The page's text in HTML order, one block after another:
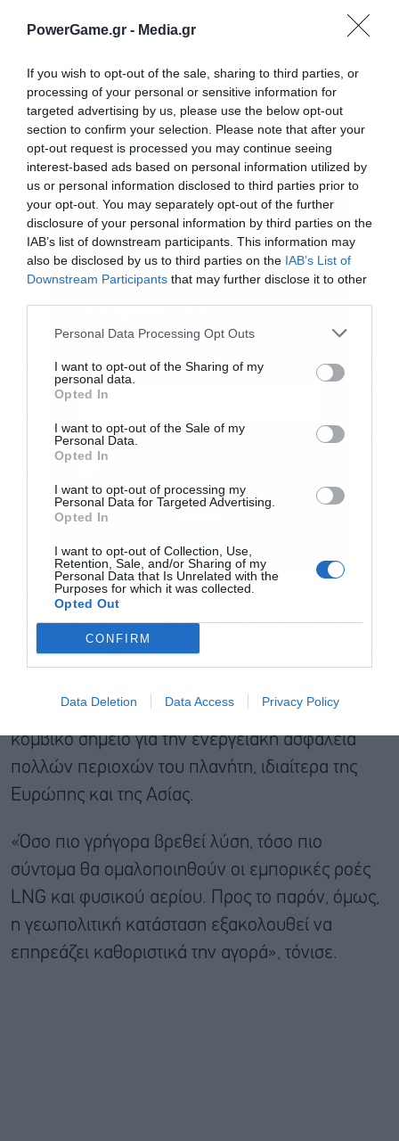
PowerGame.gr - Media.gr
If you wish to opt-out of the sale, sharing to third parties, or
processing of your personal or sensitive information for
targeted advertising by us, please use the below opt-out
section to confirm your selection. Please note that after your
opt-out request is processed you may continue seeing
interest-based ads based on personal information utilized by
us or personal information disclosed to third parties prior to
your opt-out. You may separately opt-out of the further
disclosure of your personal information by third parties on the
IAB’s list of downstream participants. This information may
also be disclosed by us to third parties on the IAB’s List of
Downstream Participants that may further disclose it to other
Personal Data Processing Opt Outs
I want to opt-out of the Sharing of my
personal data.
Opted In
I want to opt-out of the Sale of my
Personal Data.
Opted In
I want to opt-out of processing my
Personal Data for Targeted Advertising.
Opted In
I want to opt-out of Collection, Use,
Retention, Sale, and/or Sharing of my
Personal Data that Is Unrelated with the
Purposes for which it was collected.
Opted Out
CONFIRM
Data Deletion Data Access Privacy Policy
Ντομίνγκες, η γεωπολιτική αστάθεια αποτελεί
λειτουργία της παγκόσμιας ναυτιλίας.
Οι τιμές του πετρελαίου και του φυσικού αερίου
κατέγραψαν ισχυρές ανοδικές κινήσεις μετά την
υψηλότερα επίπεδα από το 2022, όταν η ρωσική
αναταράξεις στις ενεργειακές αγορές.
Ο επικεφαλής του IMO επισήμανε ότι, σε
αντίθεση με το πετρέλαιο, όπου οι χώρες
μπορούν να αξιοποιήσουν στρατηγικά
αποθέματα ή να αναζητήσουν εναλλακτικές
πηγές προμήθειας, η αγορά LNG είναι πολύ πιο
μεταφορών. Αυτό καθιστά τα Στενά του Ορμούζ
κομβικό σημείο για την ενεργειακή ασφάλεια
πολλών περιοχών του πλανήτη, ιδιαίτερα της
Ευρώπης και της Ασίας.
«Όσο πιο γρήγορα βρεθεί λύση, τόσο πιο
σύντομα θα ομαλοποιηθούν οι εμπορικές ροές
LNG και φυσικού αερίου. Προς το παρόν, όμως,
η γεωπολιτική κατάσταση εξακολουθεί να
επηρεάζει καθοριστικά την αγορά», τόνισε.
Εγγραφή στο
newsletter
Αποδέχομαι τους